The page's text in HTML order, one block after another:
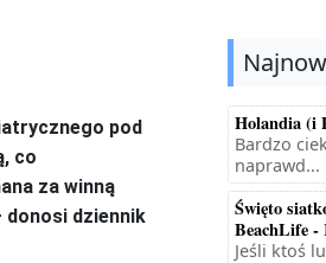
pod
co
za winną
donosi dziennik
Holandia (i
Bardzo
naprawd...
Święto
BeachLife -
Jeśli ktoś